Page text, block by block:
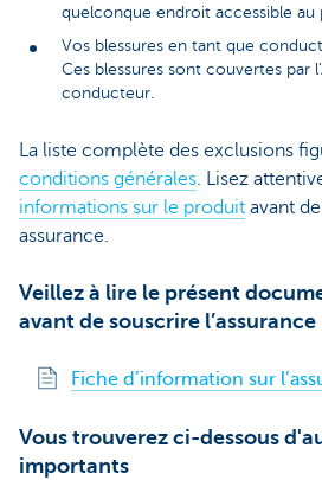
quelconque endroit accessible au
Vos blessures en tant que
Ces blessures sont couvertes par
conducteur.
La liste complète des exclusions
conditions générales. Lisez
informations sur le produit avant
assurance.
Veillez à lire le présent
avant de souscrire l’assurance
Fiche d’information sur
Vous trouverez ci-dessous
importants